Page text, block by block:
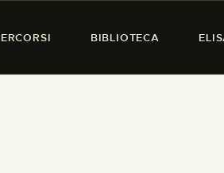
BIBLIOTECA
DONNA